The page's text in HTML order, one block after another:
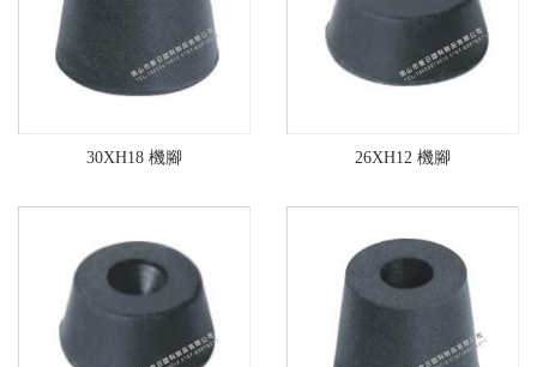
30XH18 機腳 26XH12 機腳